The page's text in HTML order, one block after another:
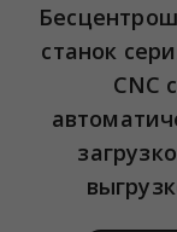
станок
CNC с